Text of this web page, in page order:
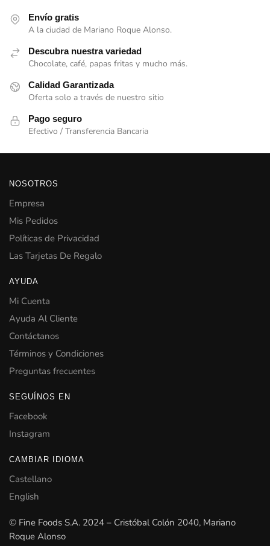
Envío gratis
A la ciudad de Mariano Roque Alonso.
Descubra nuestra variedad
Chocolate, café, papas fritas y mucho más.
Calidad Garantizada
Oferta solo a través de nuestro sitio
Pago seguro
Efectivo / Transferencia Bancaria
NOSOTROS
Empresa
Mis Pedidos
Políticas de Privacidad
Las Tarjetas De Regalo
AYUDA
Mi Cuenta
Ayuda Al Cliente
Contáctanos
Términos y Condiciones
Preguntas frecuentes
SEGUÍNOS EN
Facebook
Instagram
CAMBIAR IDIOMA
Castellano
English
© Fine Foods S.A. 2024 – Cristóbal Colón 2040, Mariano
Roque Alonso